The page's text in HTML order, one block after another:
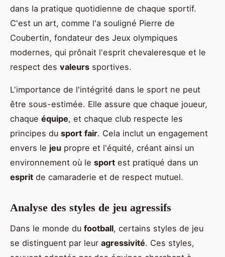
dans la pratique quotidienne de chaque sportif.
C'est un art, comme l'a souligné Pierre de
Coubertin, fondateur des Jeux olympiques
modernes, qui prônait l'esprit chevaleresque et le
respect des valeurs sportives.
L'importance de l'intégrité dans le sport ne peut
être sous-estimée. Elle assure que chaque joueur,
chaque équipe, et chaque club respecte les
principes du sport fair. Cela inclut un engagement
envers le jeu propre et l'équité, créant ainsi un
environnement où le sport est pratiqué dans un
esprit de camaraderie et de respect mutuel.
Analyse des styles de jeu agressifs
Dans le monde du football, certains styles de jeu
se distinguent par leur agressivité. Ces styles,